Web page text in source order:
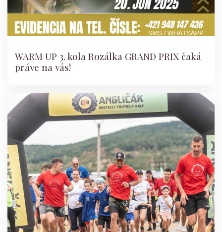
WARM UP 3. kola Rozálka GRAND PRIX čaká
práve na vás!